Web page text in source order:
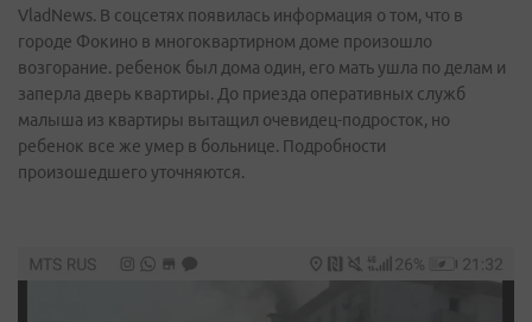
VladNews. В соцсетях появилась информация о том, что в
городе Фокино в многоквартирном доме произошло
возгорание. ребенок был дома один, его мать ушла по делам и
заперла дверь квартиры. До приезда оперативных служб
малыша из квартиры вытащил очевидец-подросток, но
ребенок все же умер в больнице. Подробности
произошедшего уточняются.